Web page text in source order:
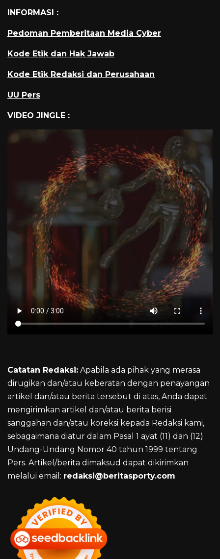
INFORMASI :
Pedoman Pemberitaan Media Cyber
Kode Etik dan Hak Jawab
Kode Etik Redaksi dan Perusahaan
UU Pers
VIDEO JINGLE :
Catatan Redaksi: Apabila ada pihak yang merasa
dirugikan dan/atau keberatan dengan penayangan
artikel dan/atau berita tersebut di atas, Anda dapat
mengirimkan artikel dan/atau berita berisi
sanggahan dan/atau koreksi kepada Redaksi kami,
sebagaimana diatur dalam Pasal 1 ayat (11) dan (12)
Undang-Undang Nomor 40 tahun 1999 tentang
Pers. Artikel/berita dimaksud dapat dikirimkan
melalui email: redaksi@beritasporty.com